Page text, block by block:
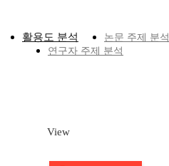
활용도 분석
논문 주제 분석
연구자 주제 분석
View